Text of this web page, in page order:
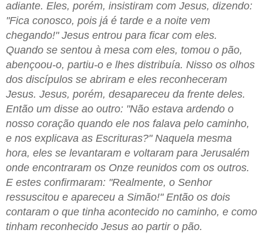
adiante. Eles, porém, insistiram com Jesus, dizendo:
"Fica conosco, pois já é tarde e a noite vem
chegando!" Jesus entrou para ficar com eles.
Quando se sentou à mesa com eles, tomou o pão,
abençoou-o, partiu-o e lhes distribuía. Nisso os olhos
dos discípulos se abriram e eles reconheceram
Jesus. Jesus, porém, desapareceu da frente deles.
Então um disse ao outro: "Não estava ardendo o
nosso coração quando ele nos falava pelo caminho,
e nos explicava as Escrituras?" Naquela mesma
hora, eles se levantaram e voltaram para Jerusalém
onde encontraram os Onze reunidos com os outros.
E estes confirmaram: "Realmente, o Senhor
ressuscitou e apareceu a Simão!" Então os dois
contaram o que tinha acontecido no caminho, e como
tinham reconhecido Jesus ao partir o pão.